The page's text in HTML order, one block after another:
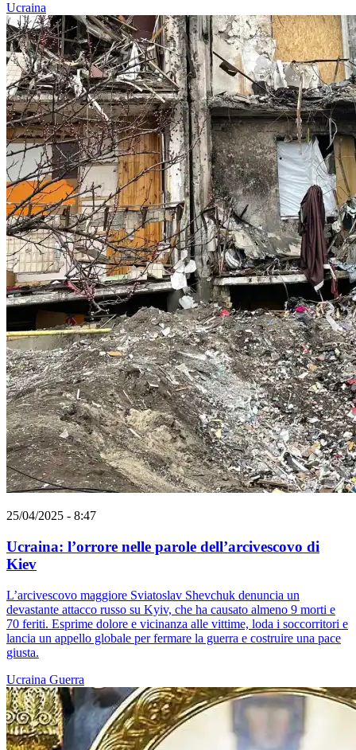
Ucraina
25/04/2025 - 8:47
Ucraina: l’orrore nelle parole dell’arcivescovo di
Kiev
L’arcivescovo maggiore Sviatoslav Shevchuk denuncia un
devastante attacco russo su Kyiv, che ha causato almeno 9 morti e
70 feriti. Esprime dolore e vicinanza alle vittime, loda i soccorritori e
lancia un appello globale per fermare la guerra e costruire una pace
giusta.
Ucraina Guerra